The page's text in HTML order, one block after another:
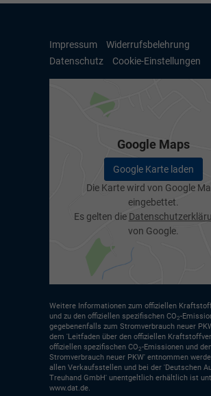
Impressum
Widerrufsbelehrung
Datenschutz
Cookie-Einstellungen
Google Maps
Google Karte laden
Die Karte wird von Google
eingebettet.
Es gelten die
von Google.
Weitere Informationen zum offiziellen
und zu den offiziellen spezifischen CO2-
gegebenenfalls zum Stromverbrauch neuer
dem 'Leitfaden über den offiziellen
offiziellen spezifischen CO2-Emissionen und
Stromverbrauch neuer PKW' entnommen
allen Verkaufsstellen und bei der 'Deutschen
Treuhand GmbH' unentgeltlich erhältlich ist
www.dat.de.